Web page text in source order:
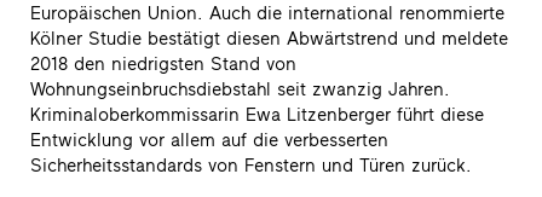
Europäischen Union. Auch die international renommierte
Kölner Studie bestätigt diesen Abwärtstrend und meldete
2018 den niedrigsten Stand von
Wohnungseinbruchsdiebstahl seit zwanzig Jahren.
Kriminaloberkommissarin Ewa Litzenberger führt diese
Entwicklung vor allem auf die verbesserten
Sicherheitsstandards von Fenstern und Türen zurück.